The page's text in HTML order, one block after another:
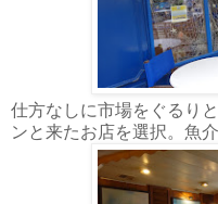
仕方なしに市場をぐるり
ンと来たお店を選択。魚